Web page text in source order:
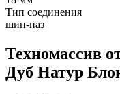
Тип соединения
шип-паз
Техномассив
Дуб Натур